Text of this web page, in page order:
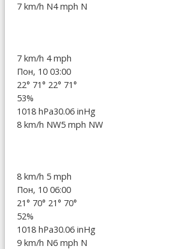
7 km/h N4 mph N
7 km/h 4 mph
Пон, 10 03:00
22° 71° 22° 71°
53%
1018 hPa30.06 inHg
8 km/h NW5 mph NW
8 km/h 5 mph
Пон, 10 06:00
21° 70° 21° 70°
52%
1018 hPa30.06 inHg
9 km/h N6 mph N